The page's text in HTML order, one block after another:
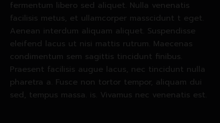
fermentum libero sed aliquet. Nulla venenatis
facilisis metus, et ullamcorper masscidunt t eget.
Aenean interdum aliquam aliquet. Suspendisse
eleifend lacus ut nisi mattis rutrum. Maecenas
condimentum sem sagittis tincidunt finibus.
Praesent facilisis augue lacus, nec tincidunt nulla
pharetra a. Fusce non tortor tempor, aliquam dui
sed, tempus massa. is. Vivamus nec venenatis est.